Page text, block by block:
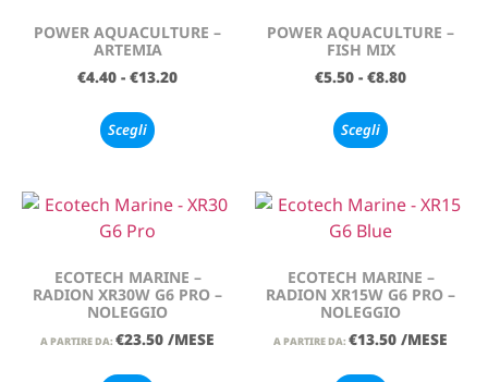
POWER AQUACULTURE –
ARTEMIA
€4.40 - €13.20
Scegli
POWER AQUACULTURE –
FISH MIX
€5.50 - €8.80
Scegli
ECOTECH MARINE –
RADION XR30W G6 PRO –
NOLEGGIO
A PARTIRE DA: €23.50 /MESE
ECOTECH MARINE –
RADION XR15W G6 PRO –
NOLEGGIO
A PARTIRE DA: €13.50 /MESE